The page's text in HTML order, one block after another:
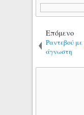
Επόμενο
Ραντεβού με
άγνωστη